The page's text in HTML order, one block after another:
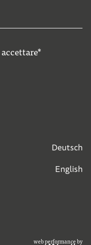
accettare*
Deutsch
English
web performance by